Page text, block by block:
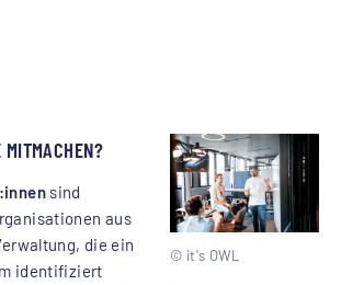
© it's OWL
MITMACHEN?
sind
aus
die ein
identifiziert